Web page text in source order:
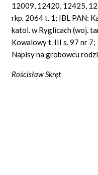
12009, 12420, 12425,
rkp. 2064 t. 1; IBL PAN:
katol. w Ryglicach (woj.
Kowalowy t. III s. 97 nr 7;
Napisy na grobowcu
Rościsław Skręt